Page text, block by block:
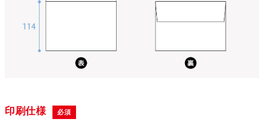
印刷仕様 必須